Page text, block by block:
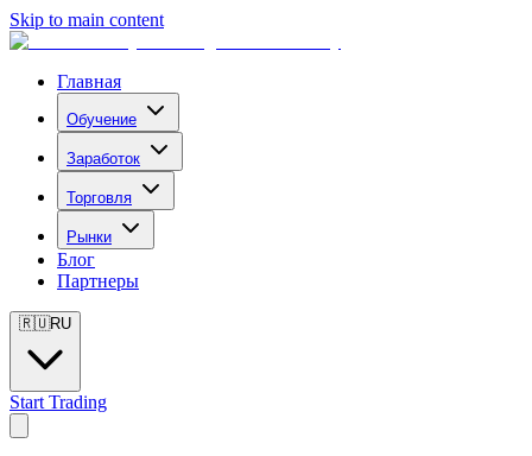
Skip to main content
Главная
Обучение
Заработок
Торговля
Рынки
Блог
Партнеры
🇷🇺RU
Start Trading